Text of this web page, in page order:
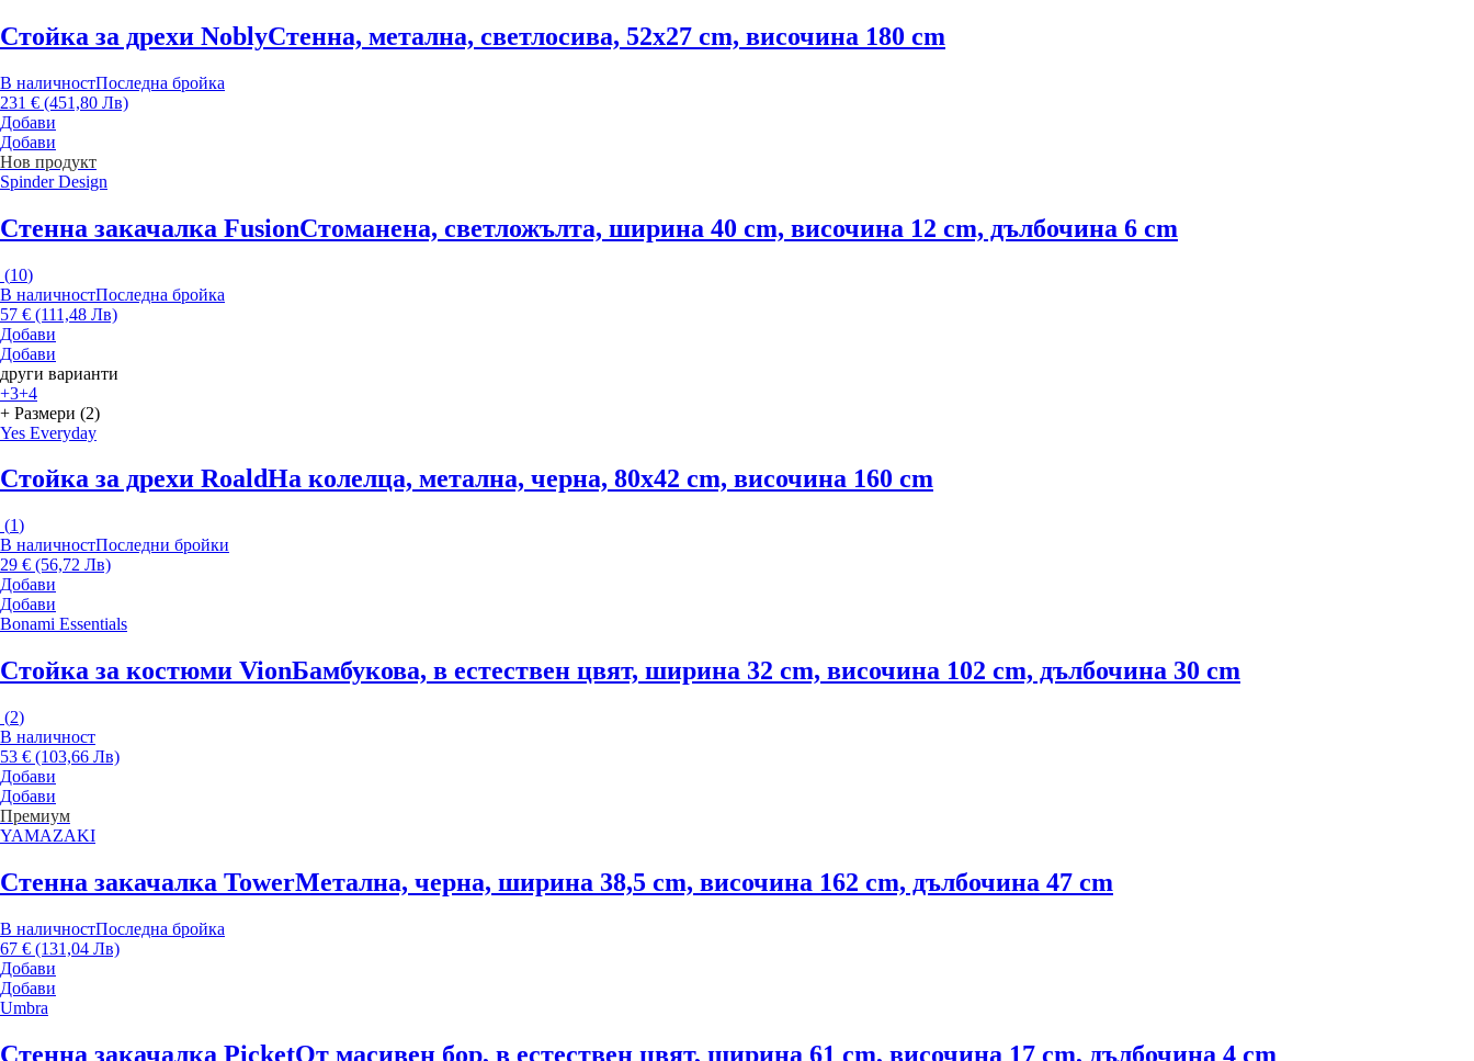
Стойка за дрехи NoblyСтенна, метална, светлосива, 52x27 cm, височина 180 cm
В наличностПоследна бройка
231 € (451,80 Лв)
Добави
Добави
Нов продукт
Spinder Design
Стенна закачалка FusionСтоманена, светложълта, ширина 40 cm, височина 12 cm, дълбочина 6 cm
(10)
В наличностПоследна бройка
57 € (111,48 Лв)
Добави
Добави
други варианти
+3+4
+ Размери (2)
Yes Everyday
Стойка за дрехи RoaldНа колелца, метална, черна, 80x42 cm, височина 160 cm
(1)
В наличностПоследни бройки
29 € (56,72 Лв)
Добави
Добави
Bonami Essentials
Стойка за костюми VionБамбукова, в естествен цвят, ширина 32 cm, височина 102 cm, дълбочина 30 cm
(2)
В наличност
53 € (103,66 Лв)
Добави
Добави
Премиум
YAMAZAKI
Стенна закачалка TowerМетална, черна, ширина 38,5 cm, височина 162 cm, дълбочина 47 cm
В наличностПоследна бройка
67 € (131,04 Лв)
Добави
Добави
Umbra
Стенна закачалка PicketОт масивен бор, в естествен цвят, ширина 61 cm, височина 17 cm, дълбочина 4 cm